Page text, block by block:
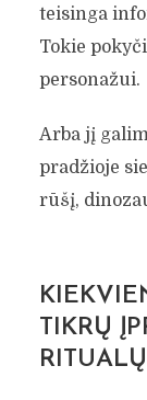
teisinga
Tokie
personažui.
Arba jį
pradžioje
rūšį,
TIKRŲ
RITUALŲ